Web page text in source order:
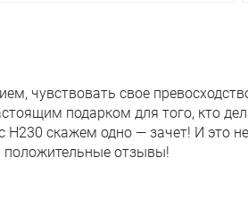
чувствовать свое
подарком для того, кто
Н230 скажем одно — зачет! И это
положительные отзывы!